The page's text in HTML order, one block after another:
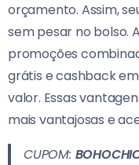
orçamento. Assim,
sem pesar no bolso.
promoções
grátis e cashback
valor. Essas
mais vantajosas e
CUPOM: